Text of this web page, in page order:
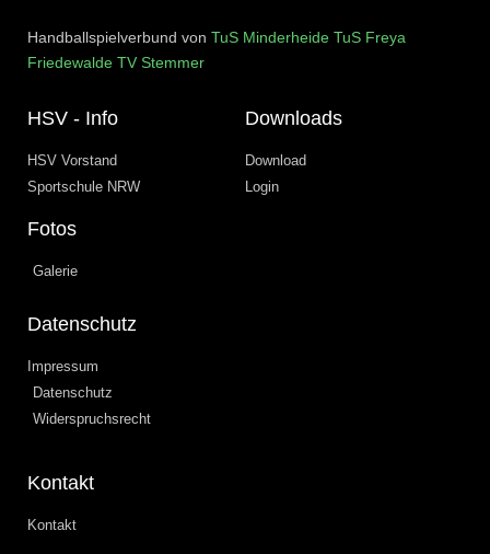
Handballspielverbund von TuS Minderheide TuS Freya
Friedewalde TV Stemmer
HSV - Info
HSV Vorstand
Sportschule NRW
Fotos
Galerie
Downloads
Download
Login
Datenschutz
Impressum
Datenschutz
Widerspruchsrecht
Kontakt
Kontakt